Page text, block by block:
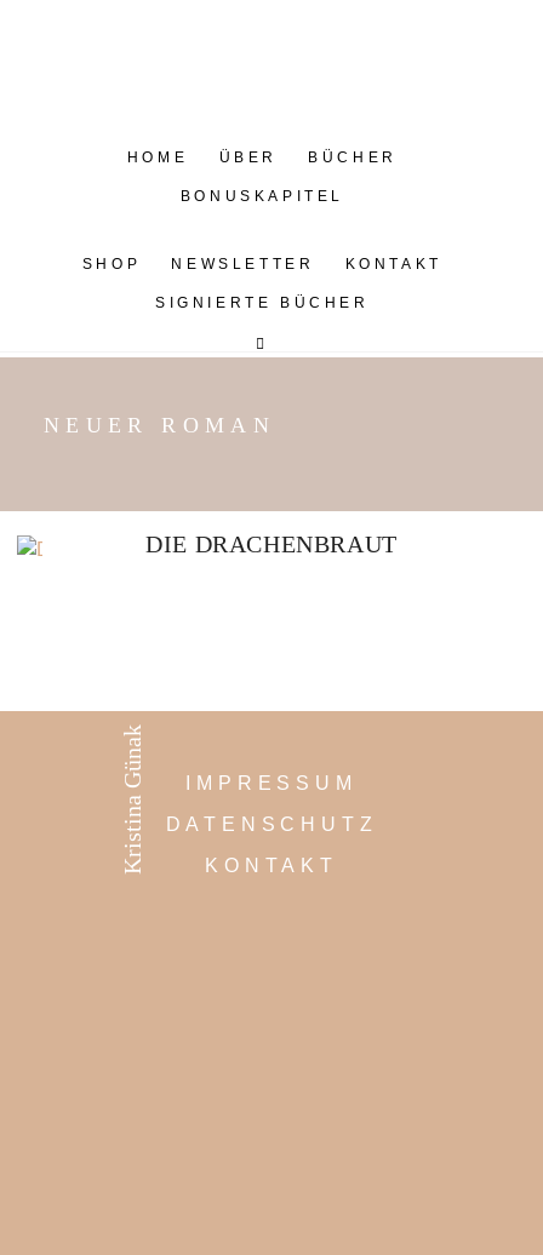
HOME ÜBER BÜCHER
BONUSKAPITEL
SHOP NEWSLETTER KONTAKT
SIGNIERTE BÜCHER
NEUER ROMAN
DIE DRACHENBRAUT
Kristina Günak
IMPRESSUM
DATENSCHUTZ
KONTAKT